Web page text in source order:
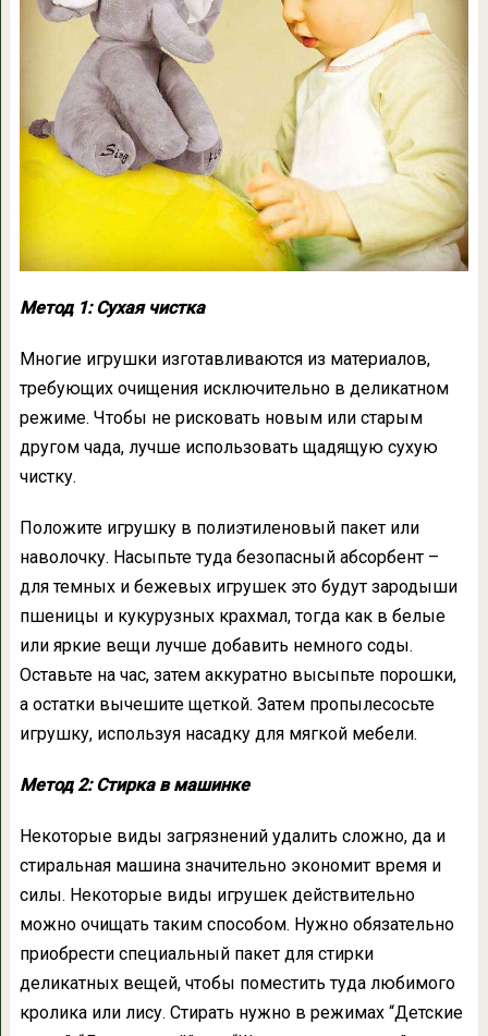
Метод 1: Сухая чистка
Многие игрушки изготавливаются из материалов,
требующих очищения исключительно в деликатном
режиме. Чтобы не рисковать новым или старым
другом чада, лучше использовать щадящую сухую
чистку.
Положите игрушку в полиэтиленовый пакет или
наволочку. Насыпьте туда безопасный абсорбент –
для темных и бежевых игрушек это будут зародыши
пшеницы и кукурузных крахмал, тогда как в белые
или яркие вещи лучше добавить немного соды.
Оставьте на час, затем аккуратно высыпьте порошки,
а остатки вычешите щеткой. Затем пропылесосьте
игрушку, используя насадку для мягкой мебели.
Метод 2: Стирка в машинке
Некоторые виды загрязнений удалить сложно, да и
стиральная машина значительно экономит время и
силы. Некоторые виды игрушек действительно
можно очищать таким способом. Нужно обязательно
приобрести специальный пакет для стирки
деликатных вещей, чтобы поместить туда любимого
кролика или лису. Стирать нужно в режимах “Детские